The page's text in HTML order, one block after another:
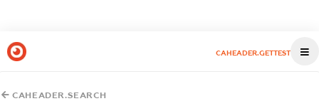
CAHEADER.GETTEST
CAHEADER.SEARCH